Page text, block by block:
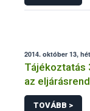
2014. október 13,
Tájékoztatás
az
Rendeletből)
TOVÁBB >